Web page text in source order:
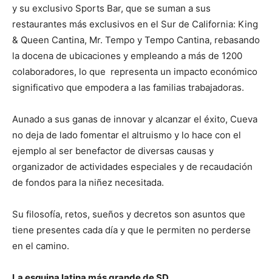
y su exclusivo Sports Bar, que se suman a sus
restaurantes más exclusivos en el Sur de California: King
& Queen Cantina, Mr. Tempo y Tempo Cantina, rebasando
la docena de ubicaciones y empleando a más de 1200
colaboradores, lo que representa un impacto económico
significativo que empodera a las familias trabajadoras.
Aunado a sus ganas de innovar y alcanzar el éxito, Cueva
no deja de lado fomentar el altruismo y lo hace con el
ejemplo al ser benefactor de diversas causas y
organizador de actividades especiales y de recaudación
de fondos para la niñez necesitada.
Su filosofía, retos, sueños y decretos son asuntos que
tiene presentes cada día y que le permiten no perderse
en el camino.